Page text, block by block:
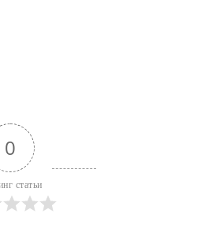
0
статьи